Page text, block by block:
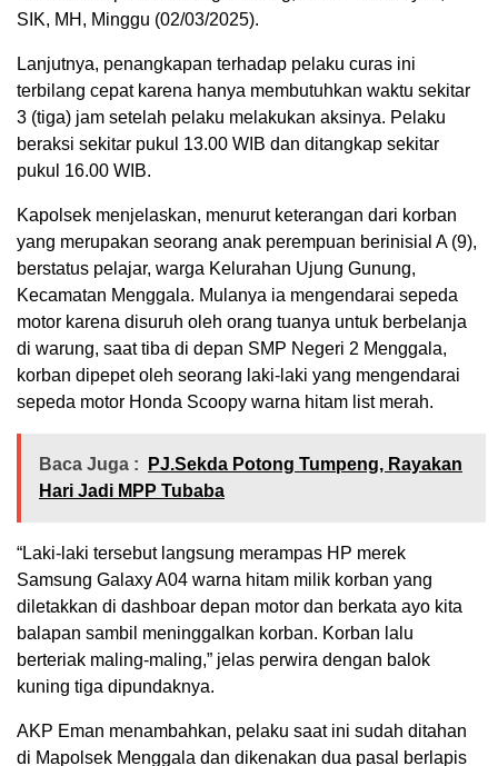
SIK, MH, Minggu (02/03/2025).
Lanjutnya, penangkapan terhadap pelaku curas ini
terbilang cepat karena hanya membutuhkan waktu sekitar
3 (tiga) jam setelah pelaku melakukan aksinya. Pelaku
beraksi sekitar pukul 13.00 WIB dan ditangkap sekitar
pukul 16.00 WIB.
Kapolsek menjelaskan, menurut keterangan dari korban
yang merupakan seorang anak perempuan berinisial A (9),
berstatus pelajar, warga Kelurahan Ujung Gunung,
Kecamatan Menggala. Mulanya ia mengendarai sepeda
motor karena disuruh oleh orang tuanya untuk berbelanja
di warung, saat tiba di depan SMP Negeri 2 Menggala,
korban dipepet oleh seorang laki-laki yang mengendarai
sepeda motor Honda Scoopy warna hitam list merah.
Baca Juga :
PJ.Sekda Potong Tumpeng, Rayakan
Hari Jadi MPP Tubaba
“Laki-laki tersebut langsung merampas HP merek
Samsung Galaxy A04 warna hitam milik korban yang
diletakkan di dashboar depan motor dan berkata ayo kita
balapan sambil meninggalkan korban. Korban lalu
berteriak maling-maling,” jelas perwira dengan balok
kuning tiga dipundaknya.
AKP Eman menambahkan, pelaku saat ini sudah ditahan
di Mapolsek Menggala dan dikenakan dua pasal berlapis